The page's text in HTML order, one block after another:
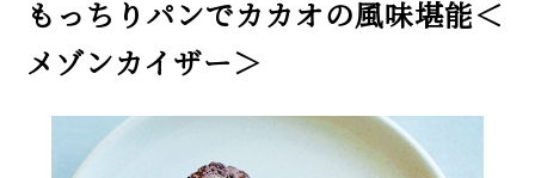
もっちりパンでカカオの風味堪能＜
メゾンカイザー＞